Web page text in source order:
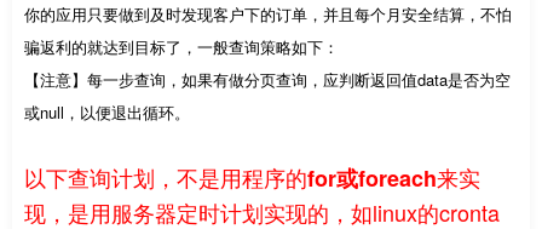
你的应用只要做到及时发现客户下的订单，并且每个月安全结算，不怕
骗返利的就达到目标了，一般查询策略如下：
【注意】每一步查询，如果有做分页查询，应判断返回值data是否为空
或null，以便退出循环。
以下查询计划，不是用程序的for或foreach来实
现，是用服务器定时计划实现的，如linux的cronta